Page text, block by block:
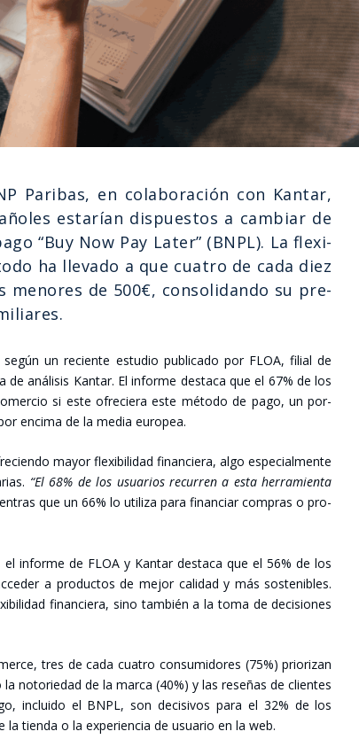
Pari­bas, en cola­bo­ra­ción con Kan­tar,
esta­rían dis­pues­tos a cam­biar de
“Buy Now Pay Later” (BNPL). La fle­xi­
ha lle­va­do a que cua­tro de cada diez
meno­res de 500€, con­so­li­dan­do su pre­
un recien­te estu­dio publi­ca­do por FLOA, filial de
aná­li­sis Kan­tar. El infor­me des­ta­ca que el 67% de los
si este ofre­cie­ra este méto­do de pago, un por­
enci­ma de la media euro­pea.
mayor fle­xi­bi­li­dad finan­cie­ra, algo espe­cial­men­te
“El 68% de los usua­rios recu­rren a esta herra­mien­ta
que un 66% lo uti­li­za para finan­ciar com­pras o pro­
infor­me de FLOA y Kan­tar des­ta­ca que el 56% de los
a pro­duc­tos de mejor cali­dad y más sos­te­ni­bles.
finan­cie­ra, sino tam­bién a la toma de deci­sio­nes
tres de cada cua­tro con­su­mi­do­res (75%) prio­ri­zan
noto­rie­dad de la mar­ca (40%) y las rese­ñas de clien­tes
inclui­do el BNPL, son deci­si­vos para el 32% de los
tien­da o la expe­rien­cia de usua­rio en la web.